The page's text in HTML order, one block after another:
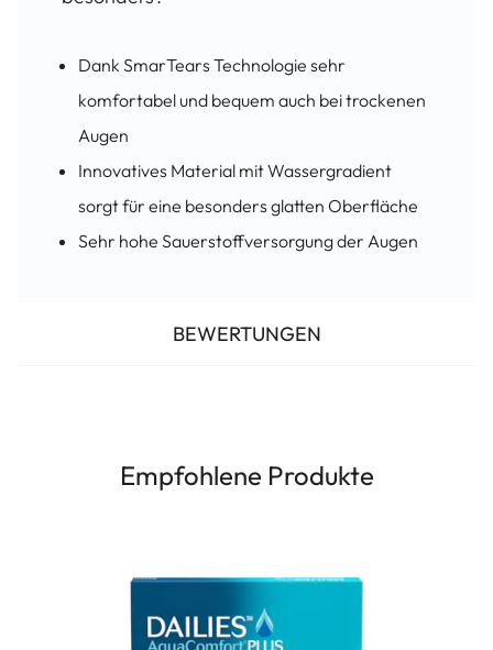
Dank SmarTears Technologie sehr
komfortabel und bequem auch bei trockenen
Augen
Innovatives Material mit Wassergradient
sorgt für eine besonders glatten Oberfläche
Sehr hohe Sauerstoffversorgung der Augen
BEWERTUNGEN
Empfohlene Produkte